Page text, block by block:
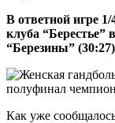
В ответной игре
клуба “Берестье”
“Березины”
Как уже